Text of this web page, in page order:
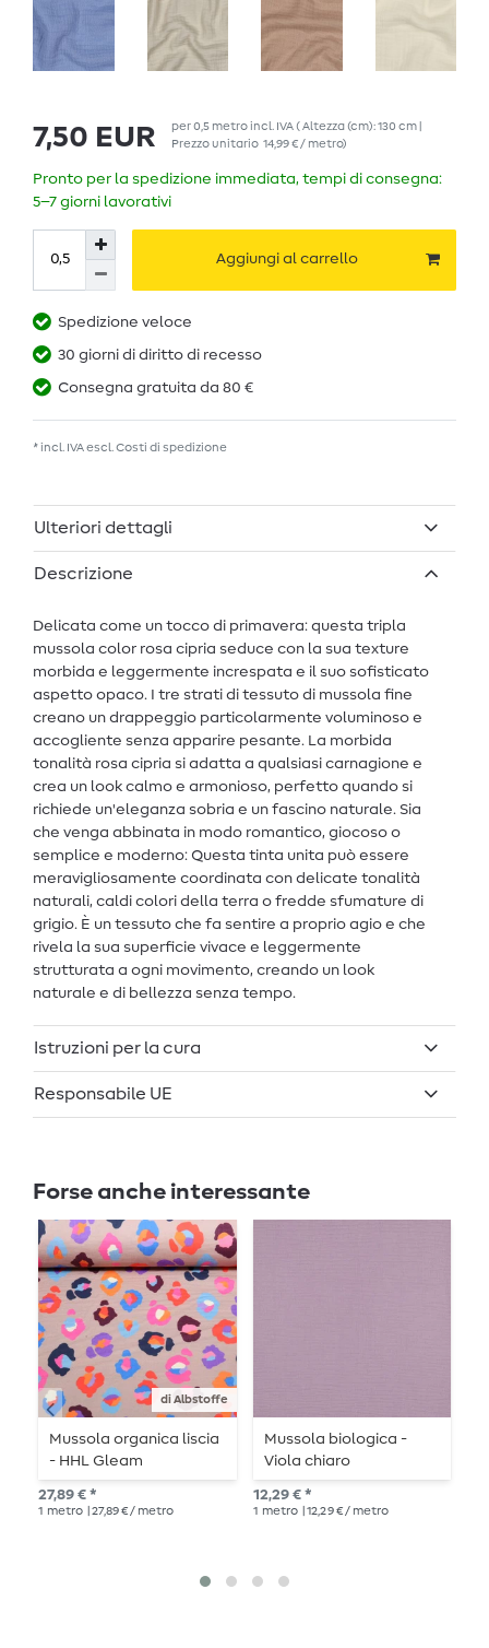
7,50 EUR per0,5 metroincl. IVA( Altezza (cm): 130 cm |
Prezzo unitario 14,99 € / metro)
Pronto per la spedizione immediata, tempi di consegna:
5–7 giorni lavorativi
Aggiungi al carrello
Spedizione veloce
30 giorni di diritto di recesso
Consegna gratuita da 80 €
* incl. IVA escl. Costi di spedizione
Ulteriori dettagli
Descrizione
Delicata come un tocco di primavera: questa tripla
mussola color rosa cipria seduce con la sua texture
morbida e leggermente increspata e il suo sofisticato
aspetto opaco. I tre strati di tessuto di mussola fine
creano un drappeggio particolarmente voluminoso e
accogliente senza apparire pesante. La morbida
tonalità rosa cipria si adatta a qualsiasi carnagione e
crea un look calmo e armonioso, perfetto quando si
richiede un'eleganza sobria e un fascino naturale. Sia
che venga abbinata in modo romantico, giocoso o
semplice e moderno: Questa tinta unita può essere
meravigliosamente coordinata con delicate tonalità
naturali, caldi colori della terra o fredde sfumature di
grigio. È un tessuto che fa sentire a proprio agio e che
rivela la sua superficie vivace e leggermente
strutturata a ogni movimento, creando un look
naturale e di bellezza senza tempo.
Istruzioni per la cura
Responsabile UE
Forse anche interessante
di Albstoffe
Mussola organica liscia
- HHL Gleam
Glamouflage Sand
27,89 € *
1 metro | 27,89 € / metro
Mussola biologica -
Viola chiaro
12,29 € *
1 metro | 12,29 € / metro